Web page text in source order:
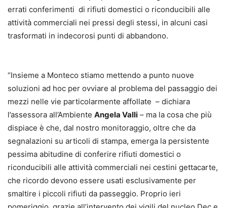
errati conferimenti di rifiuti domestici o riconducibili alle
attività commerciali nei pressi degli stessi, in alcuni casi
trasformati in indecorosi punti di abbandono.
“Insieme a Monteco stiamo mettendo a punto nuove
soluzioni ad hoc per ovviare al problema del passaggio dei
mezzi nelle vie particolarmente affollate – dichiara
l’assessora all’Ambiente Angela Valli – ma la cosa che più
dispiace è che, dal nostro monitoraggio, oltre che da
segnalazioni su articoli di stampa, emerga la persistente
pessima abitudine di conferire rifiuti domestici o
riconducibili alle attività commerciali nei cestini gettacarte,
che ricordo devono essere usati esclusivamente per
smaltire i piccoli rifiuti da passeggio. Proprio ieri